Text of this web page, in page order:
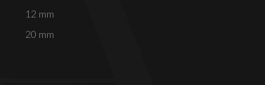
12 mm
20 mm